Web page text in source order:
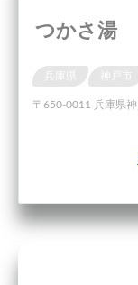
つかさ湯
〒650-0011 兵庫県